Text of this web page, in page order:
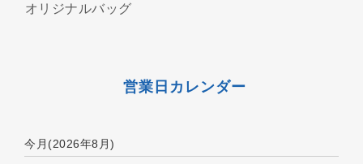
オリジナルバッグ
営業日カレンダー
今月(2026年8月)